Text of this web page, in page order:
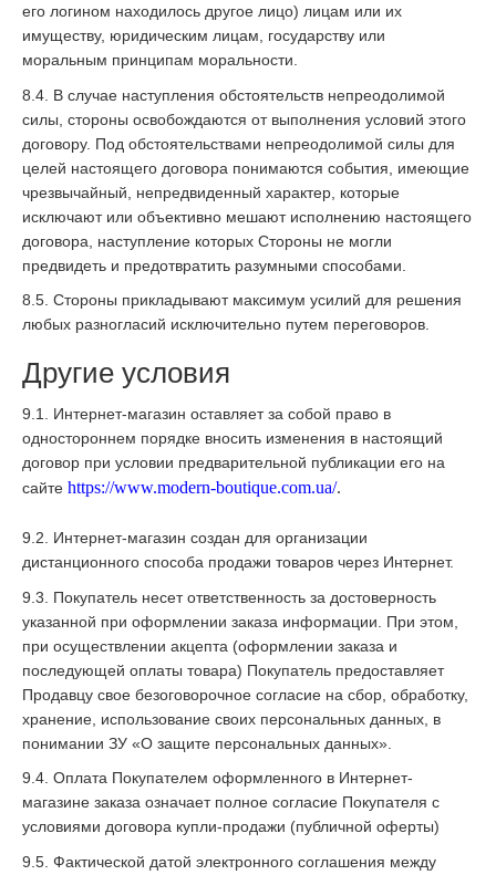
его логином находилось другое лицо) лицам или их
имуществу, юридическим лицам, государству или
моральным принципам моральности.
8.4. В случае наступления обстоятельств непреодолимой
силы, стороны освобождаются от выполнения условий этого
договору. Под обстоятельствами непреодолимой силы для
целей настоящего договора понимаются события, имеющие
чрезвычайный, непредвиденный характер, которые
исключают или объективно мешают исполнению настоящего
договора, наступление которых Стороны не могли
предвидеть и предотвратить разумными способами.
8.5. Стороны прикладывают максимум усилий для решения
любых разногласий исключительно путем переговоров.
Другие условия
9.1. Интернет-магазин оставляет за собой право в
одностороннем порядке вносить изменения в настоящий
договор при условии предварительной публикации его на
сайте https://www.modern-boutique.com.ua/.
9.2. Интернет-магазин создан для организации
дистанционного способа продажи товаров через Интернет.
9.3. Покупатель несет ответственность за достоверность
указанной при оформлении заказа информации. При этом,
при осуществлении акцепта (оформлении заказа и
последующей оплаты товара) Покупатель предоставляет
Продавцу свое безоговорочное согласие на сбор, обработку,
хранение, использование своих персональных данных, в
понимании ЗУ «О защите персональных данных».
9.4. Оплата Покупателем оформленного в Интернет-
магазине заказа означает полное согласие Покупателя с
условиями договора купли-продажи (публичной оферты)
9.5. Фактической датой электронного соглашения между